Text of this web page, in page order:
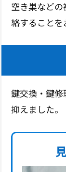
空き巣など
絡すること
鍵交換・鍵修
抑えました。